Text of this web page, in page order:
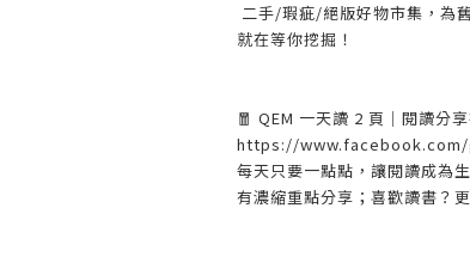
二手/瑕疵/絕版好物市集，為
就在等你挖掘！
🧧 QEM 一天讀 2 頁｜閱讀分
https://www.facebook.com/
每天只要一點點，讓閱讀成為
有濃縮重點分享；喜歡讀書？